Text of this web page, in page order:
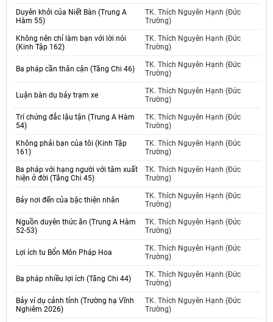
Duyên khởi của Niết Bàn (Trung A
Hàm 55)
TK. Thích Nguyên Hạnh (Đức
Trường)
Không nên chỉ làm bạn với lời nói
(Kinh Tập 162)
TK. Thích Nguyên Hạnh (Đức
Trường)
Ba pháp cần thân cận (Tăng Chi 46)
TK. Thích Nguyên Hạnh (Đức
Trường)
Luận bàn dụ bảy trạm xe
TK. Thích Nguyên Hạnh (Đức
Trường)
Trí chứng đắc lậu tận (Trung A Hàm
54)
TK. Thích Nguyên Hạnh (Đức
Trường)
Không phải bạn của tôi (Kinh Tập
161)
TK. Thích Nguyên Hạnh (Đức
Trường)
Ba pháp với hạng người với tâm xuất
hiện ở đời (Tăng Chi 45)
TK. Thích Nguyên Hạnh (Đức
Trường)
Bảy nơi đến của bậc thiện nhân
TK. Thích Nguyên Hạnh (Đức
Trường)
Nguồn duyên thức ăn (Trung A Hàm
52-53)
TK. Thích Nguyên Hạnh (Đức
Trường)
Lợi ích tu Bổn Môn Pháp Hoa
TK. Thích Nguyên Hạnh (Đức
Trường)
Ba pháp nhiều lợi ích (Tăng Chi 44)
TK. Thích Nguyên Hạnh (Đức
Trường)
Bảy ví dụ cảnh tỉnh (Trường hạ Vĩnh
Nghiêm 2026)
TK. Thích Nguyên Hạnh (Đức
Trường)